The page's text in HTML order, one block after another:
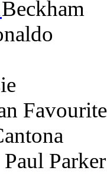
Beckham
Parker